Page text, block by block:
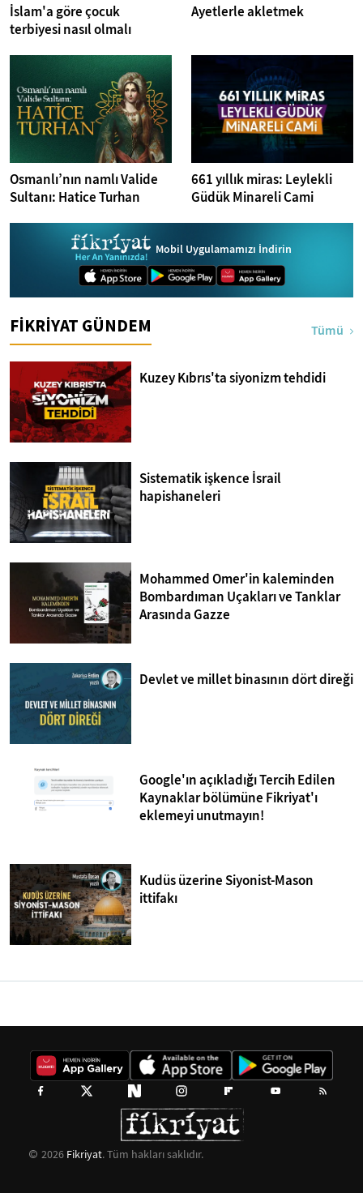
İslam'a göre çocuk
terbiyesi nasıl olmalı
Ayetlerle akletmek
Osmanlı’nın namlı Valide
Sultanı: Hatice Turhan
661 yıllık miras: Leylekli
Güdük Minareli Cami
Mobil Uygulamamızı İndirin
FİKRİYAT GÜNDEM Tümü
Kuzey Kıbrıs'ta siyonizm tehdidi
Sistematik işkence İsrail
hapishaneleri
Mohammed Omer'in kaleminden
Bombardıman Uçakları ve Tanklar
Arasında Gazze
Devlet ve millet binasının dört direği
Google'ın açıkladığı Tercih Edilen
Kaynaklar bölümüne Fikriyat'ı
eklemeyi unutmayın!
Kudüs üzerine Siyonist-Mason
ittifakı
2026 Fikriyat. Tüm hakları saklıdır.